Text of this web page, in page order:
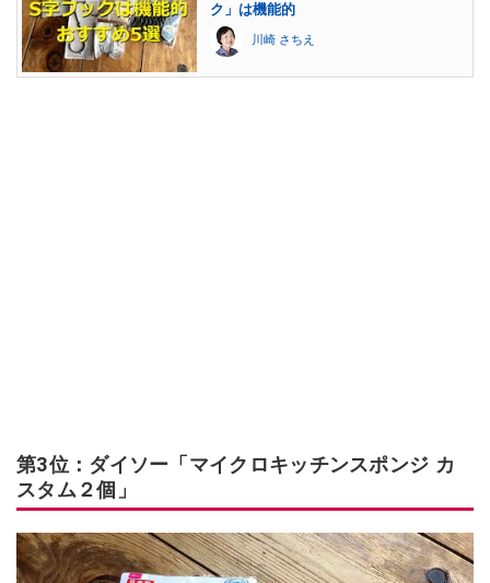
ク」は機能的
川崎 さちえ
第3位：ダイソー「マイクロキッチンスポンジ カ
スタム２個」